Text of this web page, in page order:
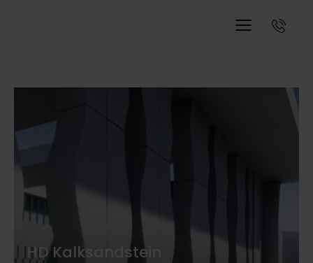
HD Kalksandstein